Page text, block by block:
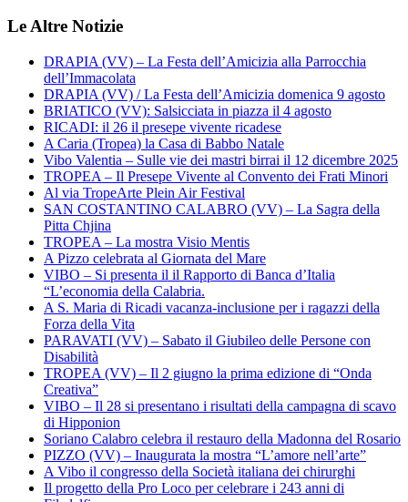
Le Altre Notizie
DRAPIA (VV) – La Festa dell’Amicizia alla Parrocchia
dell’Immacolata
DRAPIA (VV) / La Festa dell’Amicizia domenica 9 agosto
BRIATICO (VV): Salsicciata in piazza il 4 agosto
RICADI: il 26 il presepe vivente ricadese
A Caria (Tropea) la Casa di Babbo Natale
Vibo Valentia – Sulle vie dei mastri birrai il 12 dicembre 2025
TROPEA – Il Presepe Vivente al Convento dei Frati Minori
Al via TropeArte Plein Air Festival
SAN COSTANTINO CALABRO (VV) – La Sagra della
Pitta Chjina
TROPEA – La mostra Visio Mentis
A Pizzo celebrata al Giornata del Mare
VIBO – Si presenta il il Rapporto di Banca d’Italia
“L’economia della Calabria.
A S. Maria di Ricadi vacanza-inclusione per i ragazzi della
Forza della Vita
PARAVATI (VV) – Sabato il Giubileo delle Persone con
Disabilità
TROPEA (VV) – Il 2 giugno la prima edizione di “Onda
Creativa”
VIBO – Il 28 si presentano i risultati della campagna di scavo
di Hipponion
Soriano Calabro celebra il restauro della Madonna del Rosario
PIZZO (VV) – Inaugurata la mostra “L’amore nell’arte”
A Vibo il congresso della Società italiana dei chirurghi
Il progetto della Pro Loco per celebrare i 243 anni di